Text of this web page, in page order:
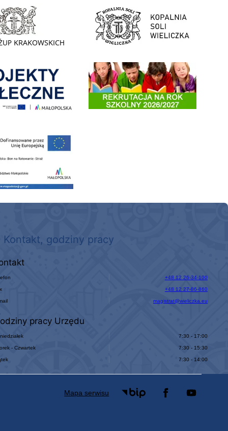
Żup Krakowskich Wieliczka link do strony Kopalni Soli Wieliczka
Informacja o terminach rekrutacji na rok szkolny 2026/
Kontakt, godziny pracy
+48 12 26-34-100
+48 12 27-86-860
magistrat@wieliczka.eu
pracy Urzędu
7:30 - 17:00
- Czwartek 7:30 - 15:30
7:30 - 14:00
Mapa serwisu